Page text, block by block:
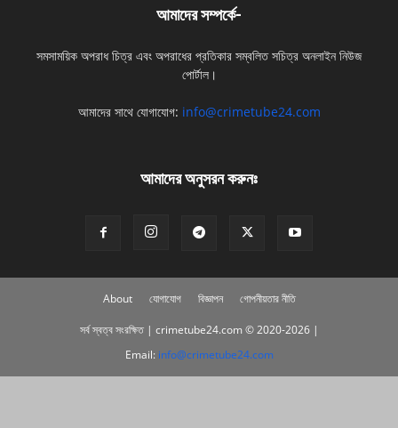
আমাদের সম্পর্কে-
সমসাময়িক অপরাধ চিত্র এবং অপরাধের প্রতিকার সম্বলিত সচিত্র অনলাইন নিউজ
পোর্টাল।
আমাদের সাথে যোগাযোগ: info@crimetube24.com
আমাদের অনুসরন করুনঃ
About যোগাযোগ বিজ্ঞাপন গোপনীয়তার নীতি
সর্ব স্বত্ব সংরক্ষিত | crimetube24.com © 2020-2026 |
Email: info@crimetube24.com